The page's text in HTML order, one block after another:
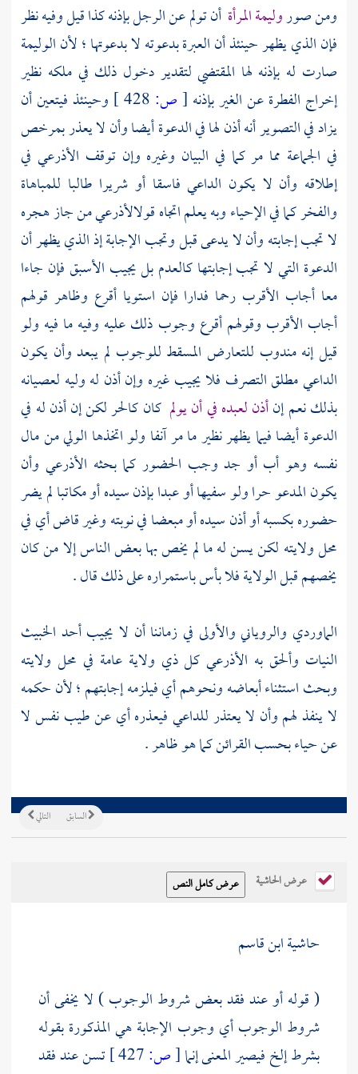
ومن صوروليمة المرأة أن تولم عن الرجل بإذنه كذا قيل وفيه نظر
فإن الذي يظهر حينئذ أن العبرة بدعوته لا بدعوتها ؛ لأن الوليمة
صارت له بإذنه لها المقتضي لتقدير دخول ذلك في ملكه نظير
إخراج الفطرة عن الغير بإذنه [ص:
وحينئذ فيتعين أن
يزاد في التصوير أنه أذن لها في الدعوة أيضا وأن لا يعذر بمرخص
في الجماعة مما مر كما في البيان وغيره وإن توقف الأذرعي في
إطلاقه وأن لا يكون الداعي فاسقا أو شريرا طالبا للمباهاة
والفخر كما في الإحياء وبه يعلم اتجاه قولالأذرعيمن جاز هجره
لا تجب إجابته وأن لا يدعى قبل وتجب الإجابة إذ الذي يظهر أن
الدعوة التي لا تجب إجابتها كالعدم بل يجيب الأسبق فإن جاءا
معا أجاب الأقرب رحما فدارا فإن استويا أقرع وظاهر قولهم
أجاب الأقرب وقولهم أقرع وجوب ذلك عليه وفيه ما فيه ولو
قيل إنه مندوب للتعارض المسقط للوجوب لم يبعد وأن يكون
الداعي مطلق التصرف فلا يجيب غيره وإن أذن له وليه لعصيانه
بذلك نعم إنأذن لعبده في أن يولم كان كالحر لكن إن أذن له في
الدعوة أيضا فيما يظهر نظير ما مر آنفا ولو اتخذها الولي من مال
نفسه وهو أب أو جد وجب الحضور كما بحثه الأذرعي وأن
يكون المدعو حرا ولو سفيها أو عبدا بإذن سيده أو مكاتبا لم يضر
حضوره بكسبه أو أذن سيده أو مبعضا في نوبته وغير قاض أي في
محل ولايته لكن يسن له ما لم يخص بها بعض الناس إلا من كان
يخصهم قبل الولاية فلا بأس باستمراره على ذلك قال .
الماوردي والرويانيوالأولى في زماننا أن لا يجيب أحد الخبيث
النيات وألحق به الأذرعي كل ذي ولاية عامة في محل ولايته
وبحث استثناء أبعاضه ونحوهم أي فيلزمه إجابتهم ؛ لأن حكمه
لا ينفذ لهم وأن لا يعتذر للداعي فيعذره أي عن طيب نفس لا
عن حياء بحسب القرائن كما هو ظاهر .
التالي السابق
عرض الحاشية
حاشية ابن قاسم
( قوله أو عند فقد بعض شروط الوجوب ) لا يخفى أن
شروط الوجوب أي وجوب الإجابة هي المذكورة بقوله
بشرط إلخ فيصير المعنى إنما[ص:
تسن عند فقد